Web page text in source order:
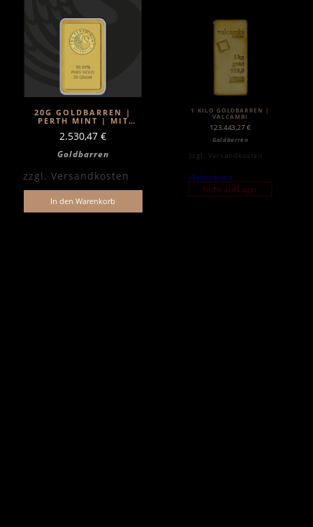
20G GOLDBARREN |
PERTH MINT | MIT
2.530,47 €
Goldbarren
zzgl. Versandkosten
In den Warenkorb
1 KILO GOLDBARREN |
VALCAMBI
123.443,27 €
Goldbarren
zzgl. Versandkosten
Weiterlesen
Nicht auf Lager